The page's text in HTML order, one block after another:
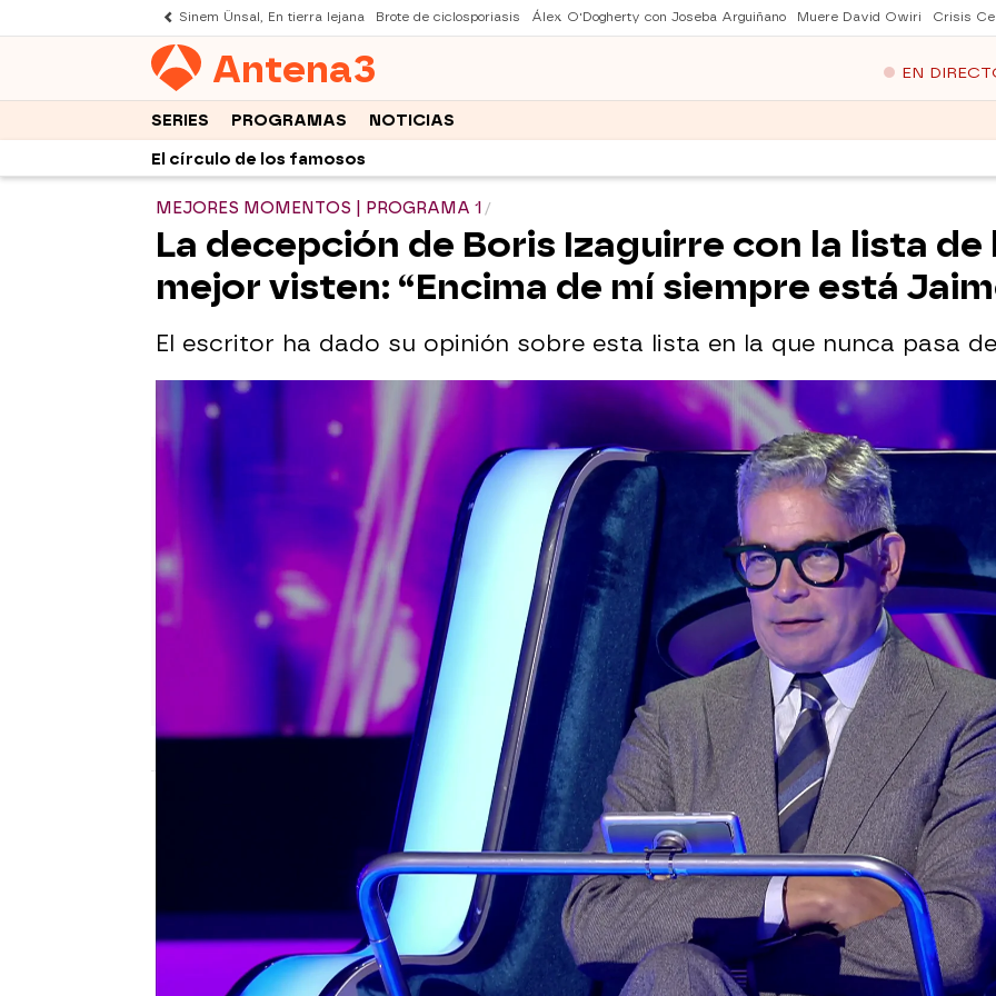
Sinem Ünsal, En tierra lejana Brote de ciclosporiasis Álex O'Dogherty con Joseba Arguiñano Muere David Owiri Crisis
Antena3 EN
SERIES PROGRAMAS NOTICIAS
El círculo de los famosos
MEJORES MOMENTOS | PROGRAMA 1
La decepción de Boris Izaguirre con la lista
mejor visten: “Encima de mí siempre está
El escritor ha dado su opinión sobre esta lista en la que nunca pasa
La incontinencia de Boris Izaguirre con el arquitecto de las Torres Gemelas
08 de febrero de 2023, 23:15 WhatsappFacebook
X
Durante el primer programa de ‘El círculo de los famosos
Boris Izaguirre
ha contado una de las anécdotas a la que más
vueltas le da: las listas que él ha visto sobre los hombres que
mejor visten.